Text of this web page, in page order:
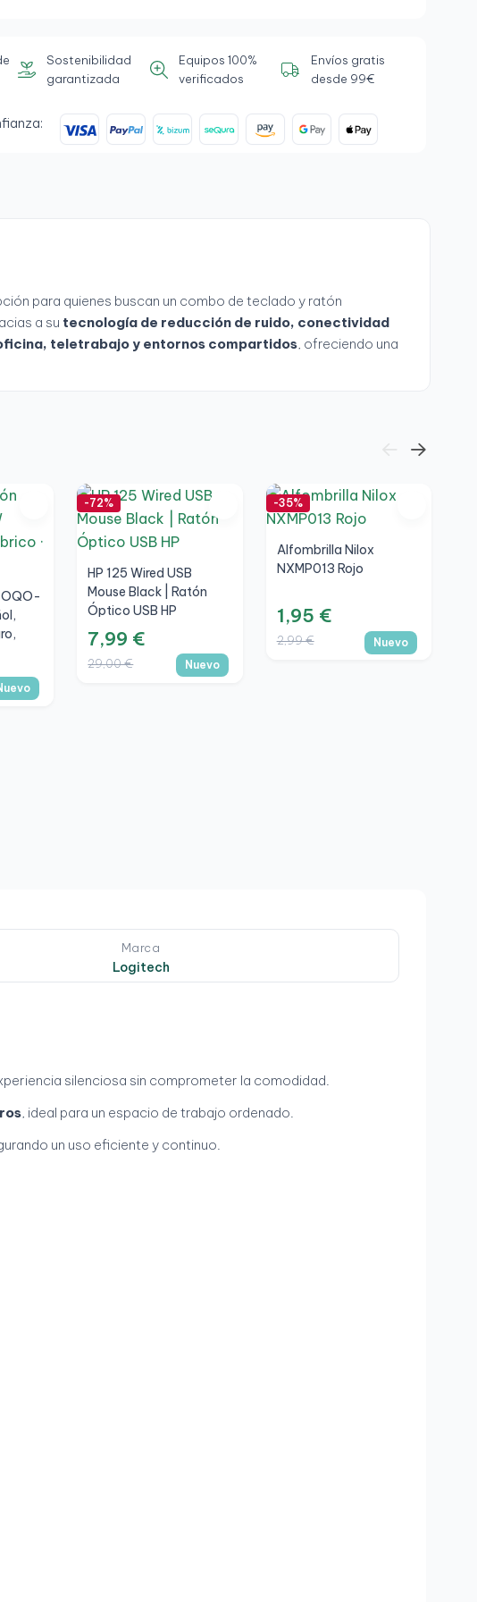
Sostenibilidad
garantizada
Equipos 100%
verificados
Envíos gratis
desde 99€
para quienes buscan un combo de teclado y ratón
a su tecnología de reducción de ruido, conectividad
teletrabajo y entornos compartidos, ofreciendo una
OQO-
-72%
HP 125 Wired USB
Mouse Black | Ratón
Óptico USB HP
7,99 €
29,00 € Nuevo
-35%
Alfombrilla Nilox
NXMP013 Rojo
1,95 €
2,99 € Nuevo
Marca
Logitech
silenciosa sin comprometer la comodidad.
, ideal para un espacio de trabajo ordenado.
un uso eficiente y continuo.